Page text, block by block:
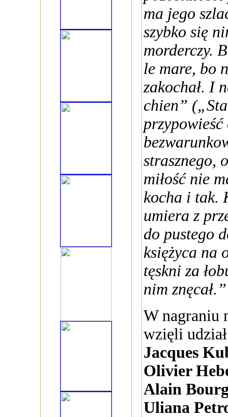
ma jego
szybko się
morderczy.
le mare, bo
zakochał. I
chien”
strasznego,
miłość nie
kocha i tak.
umiera z
do pustego
księżyca
tęskni za
nim znęcał.”
W nagraniu
wzięli
Jacques
Olivier
Alain
Uliana